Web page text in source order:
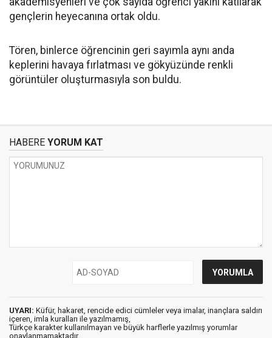
gençlerin heyecanına ortak oldu.
Tören, binlerce öğrencinin geri sayımla aynı anda
keplerini havaya fırlatması ve gökyüzünde renkli
görüntüler oluşturmasıyla son buldu.
HABERE YORUM KAT
UYARI: Küfür, hakaret, rencide edici cümleler veya imalar, inançlara saldırı
içeren, imla kuralları ile yazılmamış,
Türkçe karakter kullanılmayan ve büyük harflerle yazılmış yorumlar
onaylanmamaktadır.